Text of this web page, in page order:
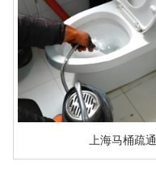
上海马桶疏通